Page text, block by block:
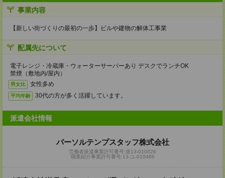
事業内容
【新しい街づくりの最初の一歩】ビルや建物の解体工事業
配属先について
電子レンジ・冷蔵庫・ウォーターサーバーあり デスクでランチOK
禁煙（敷地内/屋内）
男女比 女性多め
平均年齢 30代の方が多く活躍しています。
派遣会社情報
パーソルテンプスタッフ株式会社
労働者派遣事業許可番号:派13-010026
職業紹介事業許可番号:13-ユ-010486